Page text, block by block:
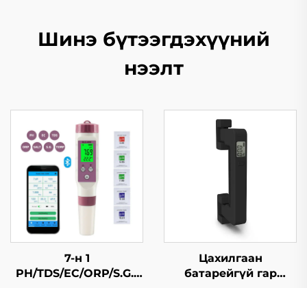
Шинэ бүтээгдэхүүний
нээлт
7-н 1
PH/TDS/EC/ORP/S.G./
Цахилгаан
батарейгүй гар